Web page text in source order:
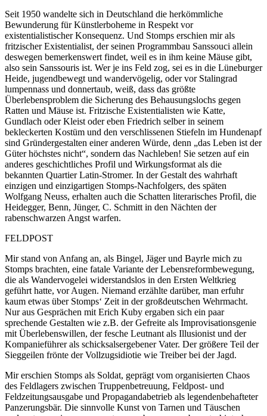
Seit 1950 wandelte sich in Deutschland die herkömmliche
Bewunderung für Künstlerboheme in Respekt vor
existentialistischer Konsequenz. Und Stomps erschien mir als
fritzischer Existentialist, der seinen Programmbau Sanssouci allein
deswegen bemerkenswert findet, weil es in ihm keine Mäuse gibt,
also sein Sanssouris ist. Wer je ins Feld zog, sei es in die Lüneburger
Heide, jugendbewegt und wandervögelig, oder vor Stalingrad
lumpennass und donnertaub, weiß, dass das größte
Überlebensproblem die Sicherung des Behausungslochs gegen
Ratten und Mäuse ist. Fritzische Existentialisten wie Katte,
Gundlach oder Kleist oder eben Friedrich selber in seinem
bekleckerten Kostüm und den verschlissenen Stiefeln im Hundenapf
sind Gründergestalten einer anderen Würde, denn „das Leben ist der
Güter höchstes nicht“, sondern das Nachleben! Sie setzen auf ein
anderes geschichtliches Profil und Wirkungsformat als die
bekannten Quartier Latin-Stromer. In der Gestalt des wahrhaft
einzigen und einzigartigen Stomps-Nachfolgers, des späten
Wolfgang Neuss, erhalten auch die Schatten literarisches Profil, die
Heidegger, Benn, Jünger, C. Schmitt in den Nächten der
rabenschwarzen Angst warfen.
FELDPOST
Mir stand von Anfang an, als Bingel, Jäger und Bayrle mich zu
Stomps brachten, eine fatale Variante der Lebensreformbewegung,
die als Wandervogelei widerstandslos in den Ersten Weltkrieg
geführt hatte, vor Augen. Niemand erzählte darüber, man erfuhr
kaum etwas über Stomps‘ Zeit in der großdeutschen Wehrmacht.
Nur aus Gesprächen mit Erich Kuby ergaben sich ein paar
sprechende Gestalten wie z.B. der Gefreite als Improvisationsgenie
mit Überlebenswillen, der fesche Leutnant als Illusionist und der
Kompanieführer als schicksalsergebener Vater. Der größere Teil der
Sieggeilen frönte der Vollzugsidiotie wie Treiber bei der Jagd.
Mir erschien Stomps als Soldat, geprägt vom organisierten Chaos
des Feldlagers zwischen Truppenbetreuung, Feldpost- und
Feldzeitungsausgabe und Propagandabetrieb als legendenbehafteter
Panzerungsbär. Die sinnvolle Kunst von Tarnen und Täuschen